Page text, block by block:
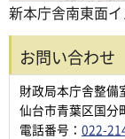
新本庁舎南東面
お問い合わせ
財政局本庁舎整備
仙台市青葉区国分
電話番号： 022-